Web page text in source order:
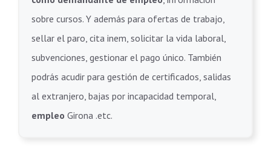
sobre cursos. Y además para ofertas de trabajo,
sellar el paro, cita inem, solicitar la vida laboral,
subvenciones, gestionar el pago único. También
podrás acudir para gestión de certificados, salidas
al extranjero, bajas por incapacidad temporal,
empleo Girona .etc.